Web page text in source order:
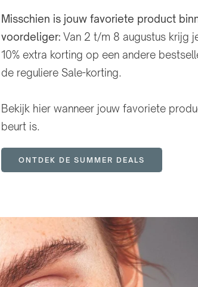
Misschien is jouw favoriete product
voordeliger: Van 2 t/m 8 augustus krijg
10% extra korting op een andere
de reguliere Sale-korting.
Bekijk hier wanneer jouw favoriete
beurt is.
ONTDEK DE SUMMER DEALS